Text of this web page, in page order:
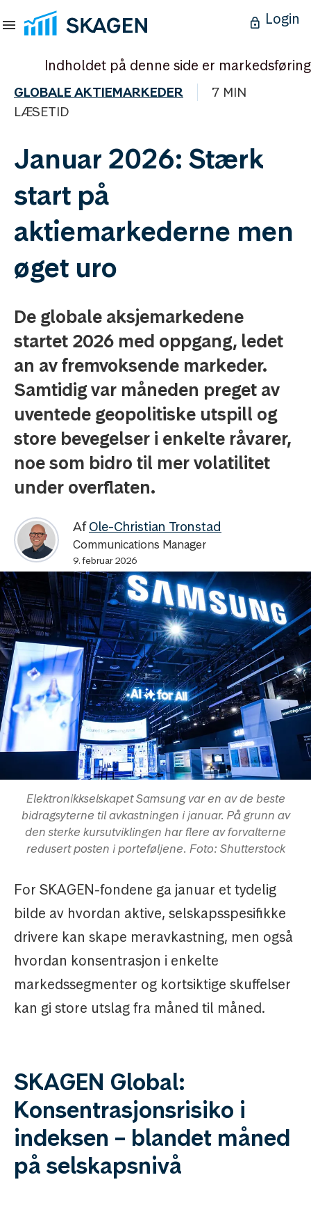
Login
Indholdet på denne side er markedsføring
GLOBALE AKTIEMARKEDER
7 MIN
LÆSETID
Januar 2026: Stærk
start på
aktiemarkederne men
øget uro
De globale aksjemarkedene
startet 2026 med oppgang, ledet
an av fremvoksende markeder.
Samtidig var måneden preget av
uventede geopolitiske utspill og
store bevegelser i enkelte råvarer,
noe som bidro til mer volatilitet
under overflaten.
Af Ole-Christian Tronstad
Communications Manager
9. februar 2026
Elektronikkselskapet Samsung var en av de beste
bidragsyterne til avkastningen i januar. På grunn av
den sterke kursutviklingen har flere av forvalterne
redusert posten i porteføljene. Foto: Shutterstock
For SKAGEN-fondene ga januar et tydelig
bilde av hvordan aktive, selskapsspesifikke
drivere kan skape meravkastning, men også
hvordan konsentrasjon i enkelte
markedssegmenter og kortsiktige skuffelser
kan gi store utslag fra måned til måned.
SKAGEN Global:
Konsentrasjonsrisiko i
indeksen – blandet måned
på selskapsnivå